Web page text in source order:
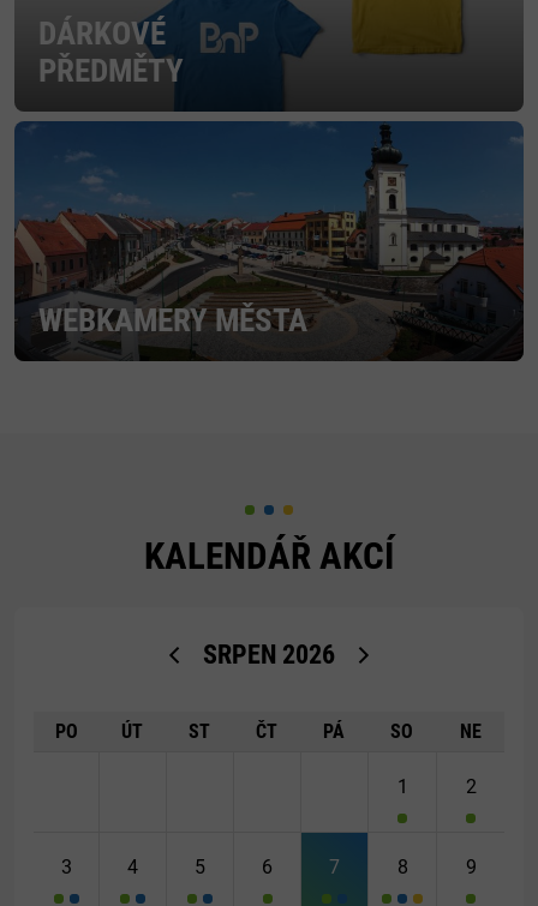
DÁRKOVÉ
PŘEDMĚTY
WEBKAMERY MĚSTA
KALENDÁŘ AKCÍ
<Dříve
SRPEN 2026
PO ÚT ST ČT PÁ SO NE
1 2
3 4 5 6 7 8 9